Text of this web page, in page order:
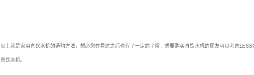
以上就是家用直饮水机的选购方法，想必您在看过之后也有了一定的了解，想要购买直饮水机的朋友可以考虑
直饮水机。